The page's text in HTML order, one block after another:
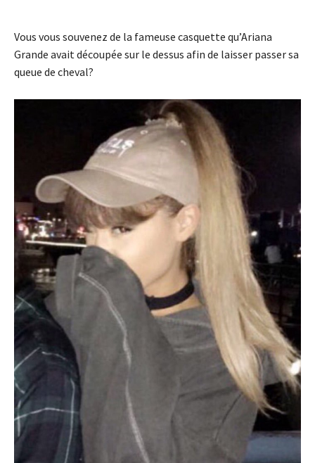
Vous vous souvenez de la fameuse casquette qu’Ariana
Grande avait découpée sur le dessus afin de laisser passer sa
queue de cheval?